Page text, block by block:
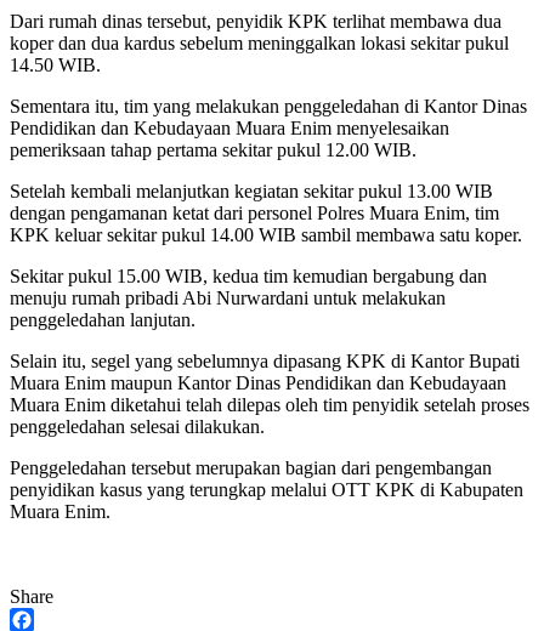
Dari rumah dinas tersebut, penyidik KPK terlihat membawa dua
koper dan dua kardus sebelum meninggalkan lokasi sekitar pukul
14.50 WIB.
Sementara itu, tim yang melakukan penggeledahan di Kantor Dinas
Pendidikan dan Kebudayaan Muara Enim menyelesaikan
pemeriksaan tahap pertama sekitar pukul 12.00 WIB.
Setelah kembali melanjutkan kegiatan sekitar pukul 13.00 WIB
dengan pengamanan ketat dari personel Polres Muara Enim, tim
KPK keluar sekitar pukul 14.00 WIB sambil membawa satu koper.
Sekitar pukul 15.00 WIB, kedua tim kemudian bergabung dan
menuju rumah pribadi Abi Nurwardani untuk melakukan
penggeledahan lanjutan.
Selain itu, segel yang sebelumnya dipasang KPK di Kantor Bupati
Muara Enim maupun Kantor Dinas Pendidikan dan Kebudayaan
Muara Enim diketahui telah dilepas oleh tim penyidik setelah proses
penggeledahan selesai dilakukan.
Penggeledahan tersebut merupakan bagian dari pengembangan
penyidikan kasus yang terungkap melalui OTT KPK di Kabupaten
Muara Enim.
Share